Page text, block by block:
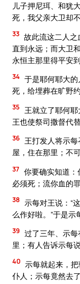
儿子押尼珥、和犹
死，我父亲大卫却不
33 故此流这二人
直到永远；而大卫
永恒主那里得平安
34 于是耶何耶大
死，给埋葬在旷野
35
王就立了耶何
王也使祭司撒督代
36 王打发人将示
屋，住在那里；不
37 你要确实知道
必须死；流你血的
38
示每对王说：“
么作好啦。”于是示
39 过了三年、示
里；有人告诉示每
40 示每就起来，
仆人；示每竟然去